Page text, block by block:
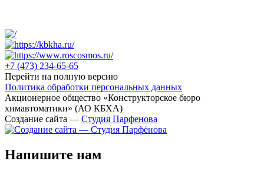
+7 (473) 234-65-65
Перейти на полную версию
Политика обработки персональных данных
Акционерное общество «Конструкторское бюро
химавтоматики» (АО КБХА)
Создание сайта — Студия Парфенова
Напишите нам